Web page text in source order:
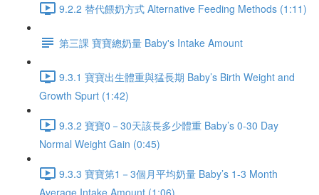
9.2.2 替代餵奶方式 Alternative Feeding Methods (1:11)
第三課 寶寶總奶量 Baby's Intake Amount
9.3.1 寶寶出生體重與猛長期 Baby’s Birth Weight and
Growth Spurt (1:42)
9.3.2 寶寶0－30天該長多少體重 Baby’s 0-30 Day
Normal Weight Gain (0:45)
9.3.3 寶寶第1－3個月平均奶量 Baby’s 1-3 Month
Average Intake Amount (1:06)